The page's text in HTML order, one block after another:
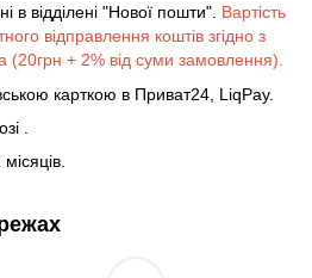
в відділені "Нової пошти". Вартість
відправлення коштів згідно з
(20грн + 2% від суми замовлення).
карткою в Приват24, LiqPay.